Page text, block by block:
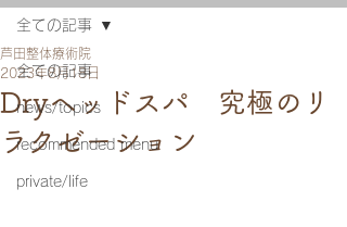
全ての記事
news/topics
recommended menu
private/life
全ての記事
Dryヘッドスパ 究極のリ
ラクゼーション
芦田整体療術院
2023年8月18日